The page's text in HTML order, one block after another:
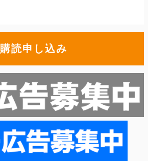
購読申し込み